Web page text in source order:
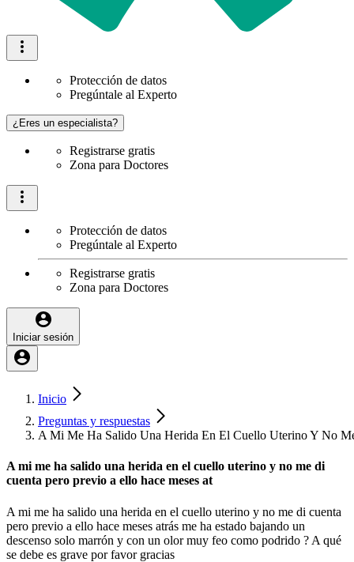
Protección de datos
Pregúntale al Experto
¿Eres un especialista?
Registrarse gratis
Zona para Doctores
Protección de datos
Pregúntale al Experto
Registrarse gratis
Zona para Doctores
Iniciar sesión
Inicio
Preguntas y respuestas
A Mi Me Ha Salido Una Herida En El Cuello Uterino Y No
A mi me ha salido una herida en el cuello uterino y no me di
cuenta pero previo a ello hace meses at
A mi me ha salido una herida en el cuello uterino y no me di cuenta
pero previo a ello hace meses atrás me ha estado bajando un
descenso solo marrón y con un olor muy feo como podrido ? A qué
se debe es grave por favor gracias